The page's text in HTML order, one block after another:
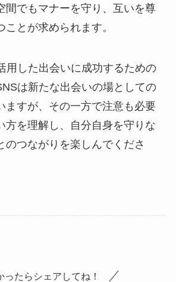
間でもマナーを守り、互いを尊
とが求められます。
用した出会いに成功するための
は新たな出会いの場としての
ますが、その一方で注意も必要
方を理解し、自分自身を守りな
のつながりを楽しんでくださ
ったらシェアしてね！